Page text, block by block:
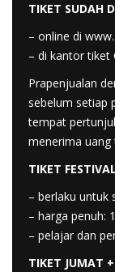
TIKET SUDAH
– online di
– di kantor tiket
Prapenjualan
sebelum setiap
tempat
menerima uang
TIKET
– berlaku untuk
– harga penuh:
– pelajar dan
TIKET JUMAT